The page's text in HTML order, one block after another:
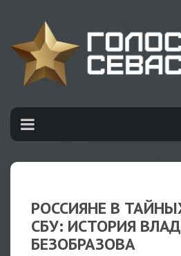
РОССИЯНЕ В
СБУ: ИСТОРИЯ
БЕЗОБРАЗОВА